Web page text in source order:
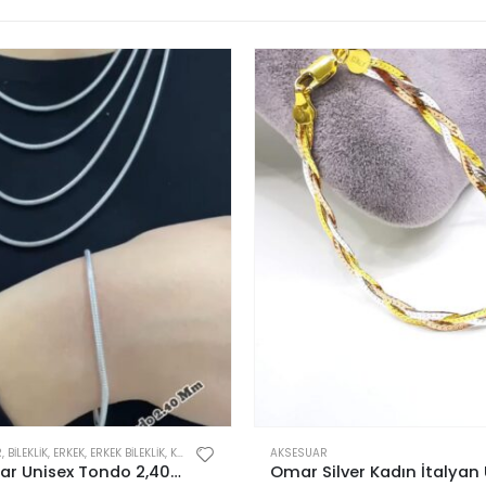
, BILEKLIK, ERKEK, ERKEK BILEKLIK, KADIN
925 Ayar Unisex Tondo 2,40 mm İtalyan Bileklik
AKSESUAR